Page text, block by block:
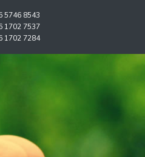
5746 8543
1702 7537
1702 7284